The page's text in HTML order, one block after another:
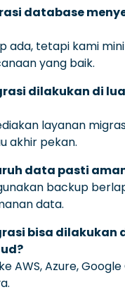
database
ada, tetapi kami
yang baik.
dilakukan di
layanan
akhir pekan.
data pasti
backup
data.
bisa dilakukan
AWS, Azure,